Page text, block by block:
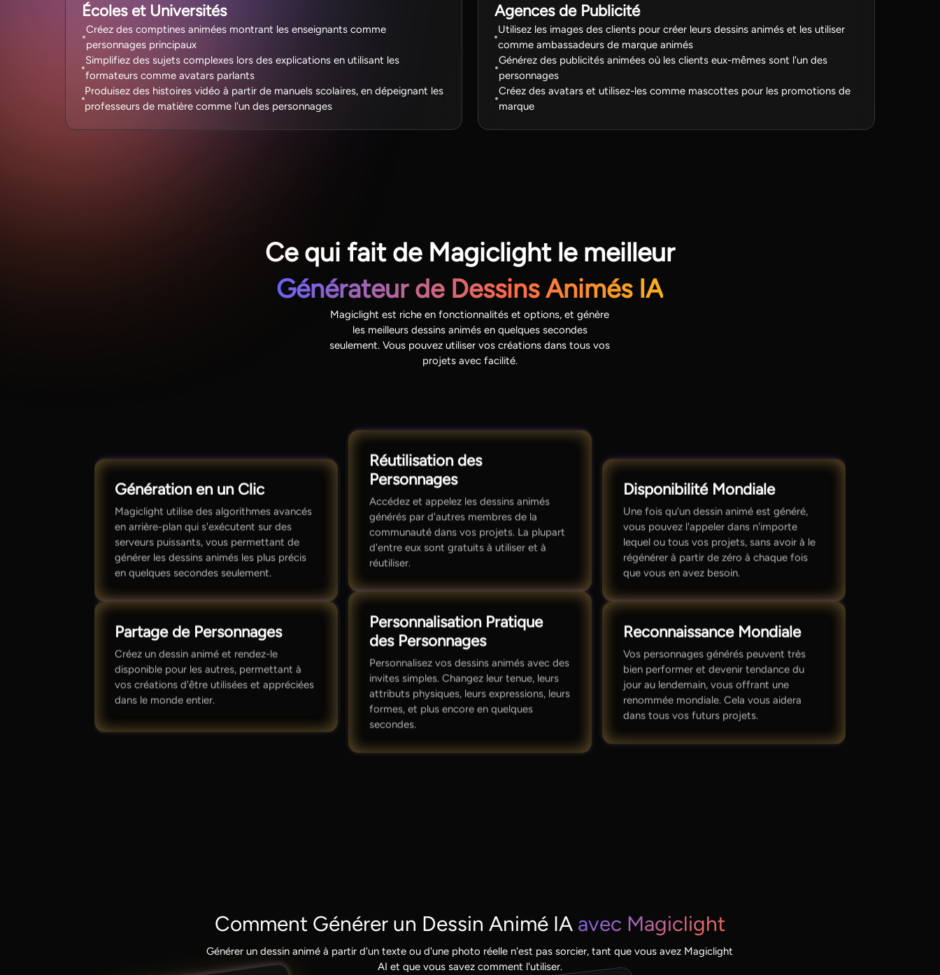
Écoles et Universités
Créez des comptines animées montrant les enseignants comme
personnages principaux
Simplifiez des sujets complexes lors des explications en utilisant les
formateurs comme avatars parlants
Produisez des histoires vidéo à partir de manuels scolaires, en dépeignant les
professeurs de matière comme l'un des personnages
Agences de Publicité
Utilisez les images des clients pour créer leurs dessins animés et les utiliser
comme ambassadeurs de marque animés
Générez des publicités animées où les clients eux-mêmes sont l'un des
personnages
Créez des avatars et utilisez-les comme mascottes pour les promotions de
marque
Ce qui fait de Magiclight le meilleur
Générateur de Dessins Animés IA
Magiclight est riche en fonctionnalités et options, et génère
les meilleurs dessins animés en quelques secondes
seulement. Vous pouvez utiliser vos créations dans tous vos
projets avec facilité.
Génération en un Clic
Magiclight utilise des algorithmes avancés
en arrière-plan qui s'exécutent sur des
serveurs puissants, vous permettant de
générer les dessins animés les plus précis
en quelques secondes seulement.
Partage de Personnages
Créez un dessin animé et rendez-le
disponible pour les autres, permettant à
vos créations d'être utilisées et appréciées
dans le monde entier.
Réutilisation des
Personnages
Accédez et appelez les dessins animés
générés par d'autres membres de la
communauté dans vos projets. La plupart
d'entre eux sont gratuits à utiliser et à
réutiliser.
Personnalisation Pratique
des Personnages
Personnalisez vos dessins animés avec des
invites simples. Changez leur tenue, leurs
attributs physiques, leurs expressions, leurs
formes, et plus encore en quelques
secondes.
Disponibilité Mondiale
Une fois qu'un dessin animé est généré,
vous pouvez l'appeler dans n'importe
lequel ou tous vos projets, sans avoir à le
régénérer à partir de zéro à chaque fois
que vous en avez besoin.
Reconnaissance Mondiale
Vos personnages générés peuvent très
bien performer et devenir tendance du
jour au lendemain, vous offrant une
renommée mondiale. Cela vous aidera
dans tous vos futurs projets.
Comment Générer un Dessin Animé IAavec Magiclight
Générer un dessin animé à partir d'un texte ou d'une photo réelle n'est pas sorcier, tant que vous avez Magiclight
AI et que vous savez comment l'utiliser.